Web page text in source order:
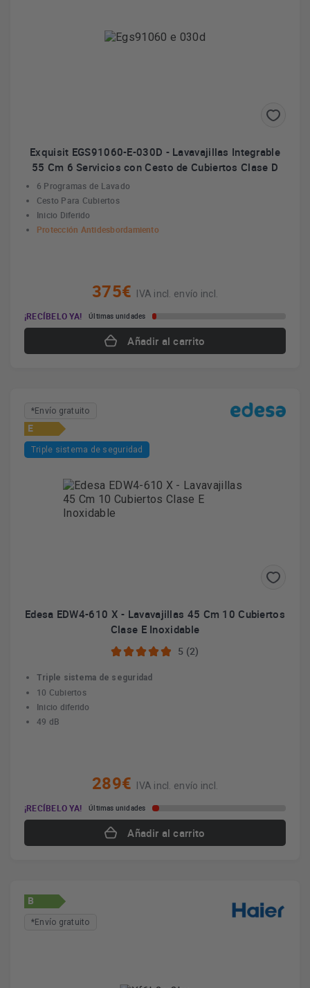
Exquisit EGS91060-E-030D - Lavavajillas Integrable
55 Cm 6 Servicios con Cesto de Cubiertos Clase D
6 Programas de Lavado
Cesto Para Cubiertos
Inicio Diferido
Protección Antidesbordamiento
375€
IVA incl. envío incl.
¡RECÍBELO YA!
Últimas unidades
Añadir al carrito
*Envío gratuito
E
Triple sistema de seguridad
Edesa EDW4-610 X - Lavavajillas 45 Cm 10 Cubiertos
Clase E Inoxidable
5 (2)
Triple sistema de seguridad
10 Cubiertos
Inicio diferido
49 dB
289€
IVA incl. envío incl.
¡RECÍBELO YA!
Últimas unidades
Añadir al carrito
B
*Envío gratuito